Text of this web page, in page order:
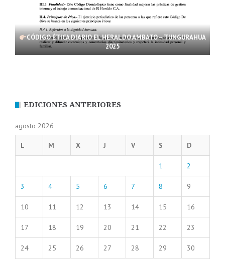
CÓDIGO ÉTICA DIARIO EL HERALDO AMBATO – TUNGURAHUA
2025
EDICIONES ANTERIORES
agosto 2026
L M X J V S D
1 2
3 4 5 6 7 8 9
10 11 12 13 14 15 16
17 18 19 20 21 22 23
24 25 26 27 28 29 30